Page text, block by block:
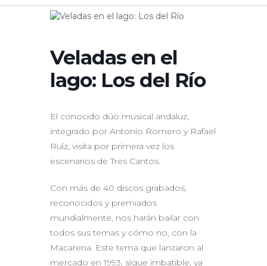
Veladas en el
lago: Los del Río
El conocido dúo musical andaluz,
integrado por Antonio Romero y Rafael
Ruíz, visita por primera vez los
escenarios de Tres Cantos.
Con más de 40 discos grabados,
reconocidos y premiados
mundialmente, nos harán bailar con
todos sus temas y cómo no, con la
Macarena. Este tema que lanzaron al
mercado en 1993, sigue imbatible, ya